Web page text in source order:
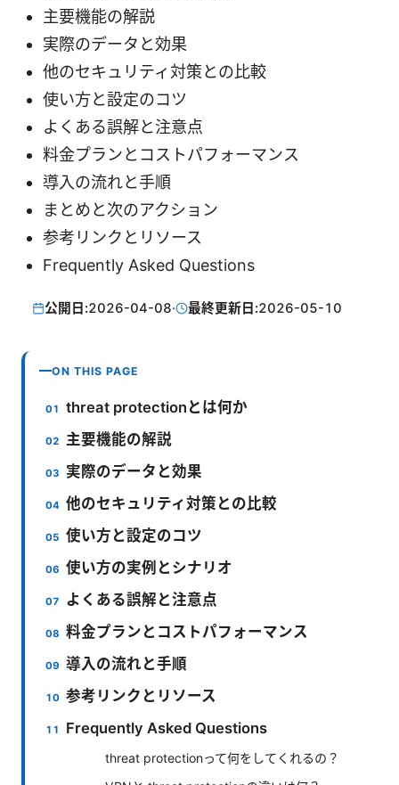
主要機能の解説
実際のデータと効果
他のセキュリティ対策との比較
使い方と設定のコツ
よくある誤解と注意点
料金プランとコストパフォーマンス
導入の流れと手順
まとめと次のアクション
参考リンクとリソース
Frequently Asked Questions
公開日:2026-04-08· 最終更新日:2026-05-10
ON THIS PAGE
threat protectionとは何か
主要機能の解説
実際のデータと効果
他のセキュリティ対策との比較
使い方と設定のコツ
使い方の実例とシナリオ
よくある誤解と注意点
料金プランとコストパフォーマンス
導入の流れと手順
参考リンクとリソース
Frequently Asked Questions
threat protectionって何をしてくれるの？